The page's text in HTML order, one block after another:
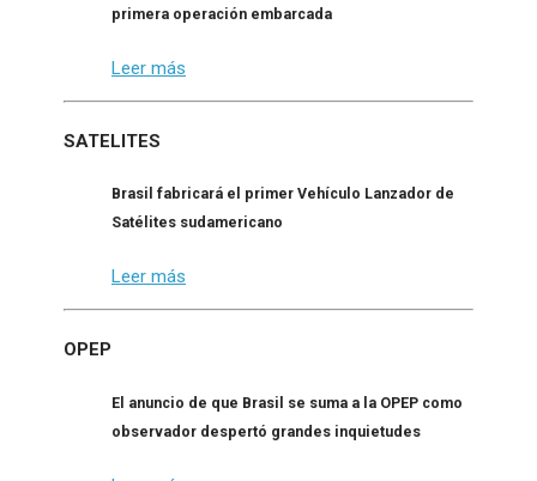
primera operación embarcada
Leer más
SATELITES
Brasil fabricará el primer Vehículo Lanzador de
Satélites sudamericano
Leer más
OPEP
El anuncio de que Brasil se suma a la OPEP como
observador despertó grandes inquietudes